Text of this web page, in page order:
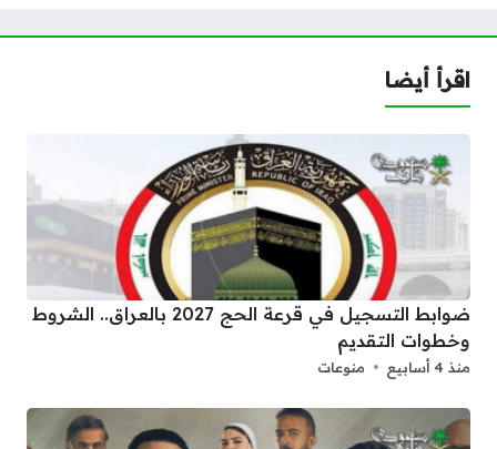
اقرأ أيضا
ضوابط التسجيل في قرعة الحج 2027 بالعراق.. الشروط
وخطوات التقديم
منذ 4 أسابيع منوعات